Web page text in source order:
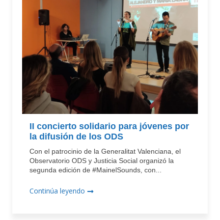
II concierto solidario para jóvenes por
la difusión de los ODS
Con el patrocinio de la Generalitat Valenciana, el
Observatorio ODS y Justicia Social organizó la
segunda edición de #MainelSounds, con...
Continúa leyendo